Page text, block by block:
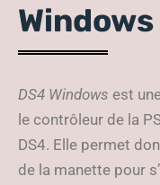
Windows
DS4 Windows est
le contrôleur de la
DS4. Elle permet
de la manette pour